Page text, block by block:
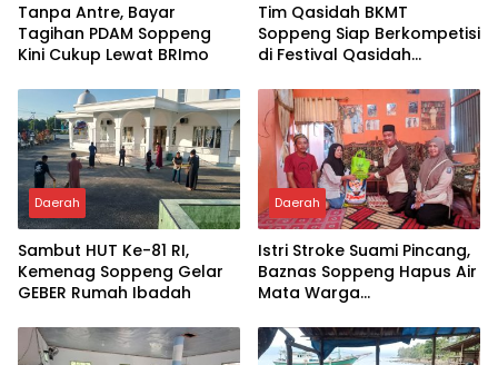
Tanpa Antre, Bayar
Tagihan PDAM Soppeng
Kini Cukup Lewat BRImo
Tim Qasidah BKMT
Soppeng Siap Berkompetisi
di Festival Qasidah
Daerah
Sambut HUT Ke-81 RI,
Kemenag Soppeng Gelar
GEBER Rumah Ibadah
Daerah
Istri Stroke Suami Pincang,
Baznas Soppeng Hapus Air
Mata Warga